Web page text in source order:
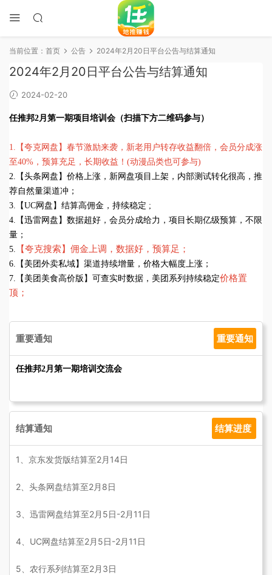
当前位置： 首页 公告 2024年2月20日平台公告与结算通知
2024年2月20日平台公告与结算通知
2024-02-20
任推邦2月第一期项目培训会（扫描下方二维码参与）
1.【夸克网盘】春节激励来袭，新老用户转存收益翻倍，会员分成涨
至40%，预算充足，长期收益！(动漫品类也可参与)
2.【头条网盘】价格上涨，新网盘项目上架，内部测试转化很高，推
荐自然量渠道冲；
3.【UC网盘】结算高佣金，持续稳定 ;
4.【迅雷网盘】数据超好，会员分成给力，项目长期亿级预算，不限
量 ；
5. 【夸克搜索】佣金上调，数据好，预算足；
6. 【美团外卖私域】 渠道持续增量，价格大幅度上涨；
7.【美团美食高价版】可查实时数据，美团系列持续稳定价格置
顶；
重要通知 重要通知
任推邦2月第一期培训交流会
结算通知 结算进度
1、京东发货版结算至2月14日
2、头条网盘结算至2月8日
3、迅雷网盘结算至2月5日-2月11日
4、UC网盘结算至2月5日-2月11日
5、农行系列结算至2月3日